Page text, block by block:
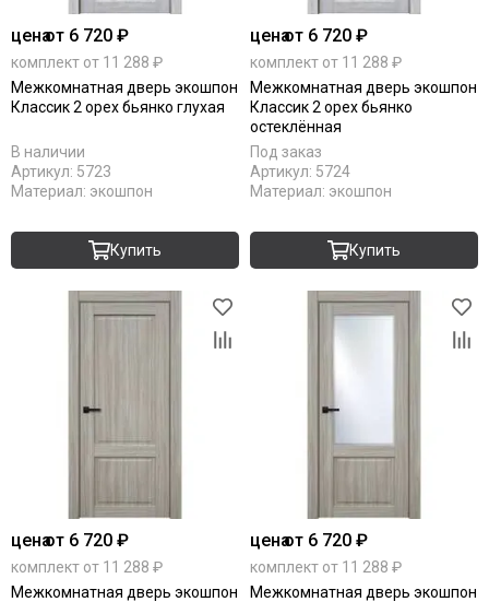
ценаот 6 720 ₽
комплект от 11 288 ₽
Межкомнатная дверь экошпон
Классик 2 орех бьянко глухая
В наличии
Артикул: 5723
Материал: экошпон
Купить
ценаот 6 720 ₽
комплект от 11 288 ₽
Межкомнатная дверь экошпон
Классик 2 орех бьянко
остеклённая
Под заказ
Артикул: 5724
Материал: экошпон
Купить
ценаот 6 720 ₽
комплект от 11 288 ₽
Межкомнатная дверь экошпон
ценаот 6 720 ₽
комплект от 11 288 ₽
Межкомнатная дверь экошпон